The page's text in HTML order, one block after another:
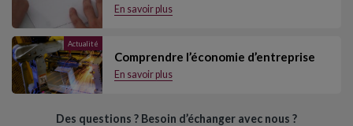
En savoir plus
Actualité
Comprendre l’économie d’entreprise
En savoir plus
Des questions ? Besoin d’échanger avec nous ?